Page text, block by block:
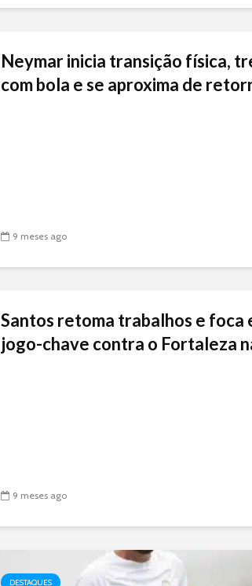
Neymar inicia transição física,
com bola e se aproxima de
9 meses ago
Santos retoma trabalhos e foca
jogo-chave contra o Fortaleza
9 meses ago
DESTAQUES